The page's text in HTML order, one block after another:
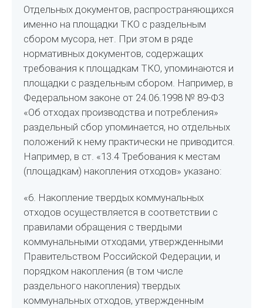
Отдельных документов, распространяющихся
именно на площадки ТКО с раздельным
сбором мусора, нет. При этом в ряде
нормативных документов, содержащих
требования к площадкам ТКО, упоминаются и
площадки с раздельным сбором. Например, в
Федеральном законе от 24.06.1998 № 89-ФЗ
«Об отходах производства и потребления»
раздельный сбор упоминается, но отдельных
положений к нему практически не приводится.
Например, в ст. «13.4 Требования к местам
(площадкам) накопления отходов» указано:
«6. Накопление твердых коммунальных
отходов осуществляется в соответствии с
правилами обращения с твердыми
коммунальными отходами, утвержденными
Правительством Российской Федерации, и
порядком накопления (в том числе
раздельного накопления) твердых
коммунальных отходов, утвержденным